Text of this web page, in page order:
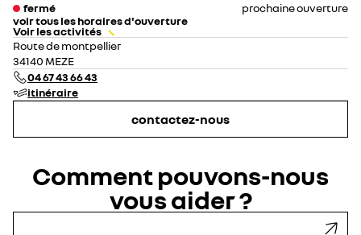
fermé
prochaine ouverture
voir tous les horaires d'ouverture
lundi
mardi
mercredi
jeudi
vendredi
Voir les activités
Route de montpellier
34140 MEZE
04 67 43 66 43
itinéraire
contactez-nous
Comment pouvons-nous
vous aider ?